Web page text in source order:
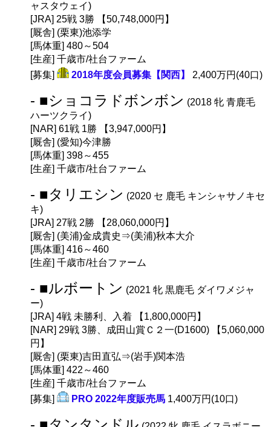
ャスタウェイ)
[JRA] 25戦 3勝 【50,748,000円】
[厩舎] (栗東)池添学
[馬体重] 480～504
[生産] 千歳市/社台ファーム
[募集]
2018年度会員募集【関西】 2,400万円(40口)
- ■ショコラドボンボン (2018 牝 青鹿毛
ハーツクライ)
[NAR] 61戦 1勝 【3,947,000円】
[厩舎] (愛知)今津勝
[馬体重] 398～455
[生産] 千歳市/社台ファーム
- ■タリエシン (2020 セ 鹿毛 キンシャサノキセ
キ)
[JRA] 27戦 2勝 【28,060,000円】
[厩舎] (美浦)金成貴史⇒(美浦)秋本大介
[馬体重] 416～460
[生産] 千歳市/社台ファーム
- ■ルボートン (2021 牝 黒鹿毛 ダイワメジャ
ー)
[JRA] 4戦 未勝利、入着 【1,800,000円】
[NAR] 29戦 3勝、成田山賞Ｃ２一(D1600) 【5,060,000
円】
[厩舎] (栗東)吉田直弘⇒(岩手)関本浩
[馬体重] 422～460
[生産] 千歳市/社台ファーム
[募集]
PRO 2022年度販売馬 1,400万円(10口)